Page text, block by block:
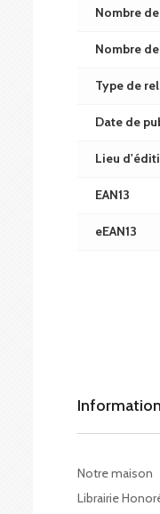
Nombre
Nombre
Type de
Date de
Lieu
EAN13
eEAN13
Notre maison
Librairie